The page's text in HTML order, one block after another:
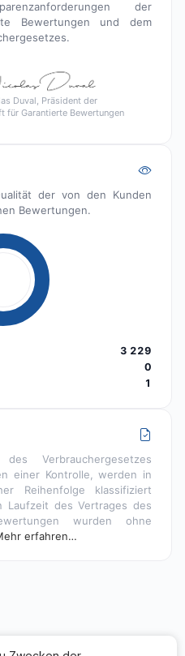
der
Bewertungen und dem
Duval, Präsident der
für Garantierte Bewertungen
der von den Kunden
Bewertungen.
3 229
0
1
Verbrauchergesetzes
einer Kontrolle, werden in
Reihenfolge klassifiziert
Laufzeit des Vertrages des
wurden ohne
erfahren…